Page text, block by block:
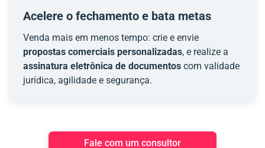
Acelere o fechamento e bata metas
Venda mais em menos tempo: crie e envie
propostas comerciais personalizadas, e realize a
assinatura eletrônica de documentos com validade
jurídica, agilidade e segurança.
Fale com um consultor